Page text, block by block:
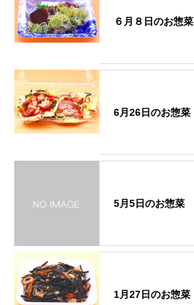
６月８日のお惣菜
6月26日のお惣菜
5月5日のお惣菜
1月27日のお惣菜